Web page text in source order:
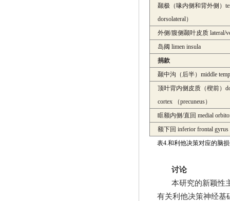
颞极（喙内侧和背外侧）
dorsolateral）
外侧/腹侧颞叶皮质 lateral/
岛阈 limen insula
捐款
颞中沟（后半） middle
顶叶背内侧皮质（楔前）
cortex
（precuneus）
眶额内侧/直回 medial
额下回 inferior frontal gyrus
表4. 和利他决策对应的脑
讨论
本研究的新颖性
有关利他决策神经基